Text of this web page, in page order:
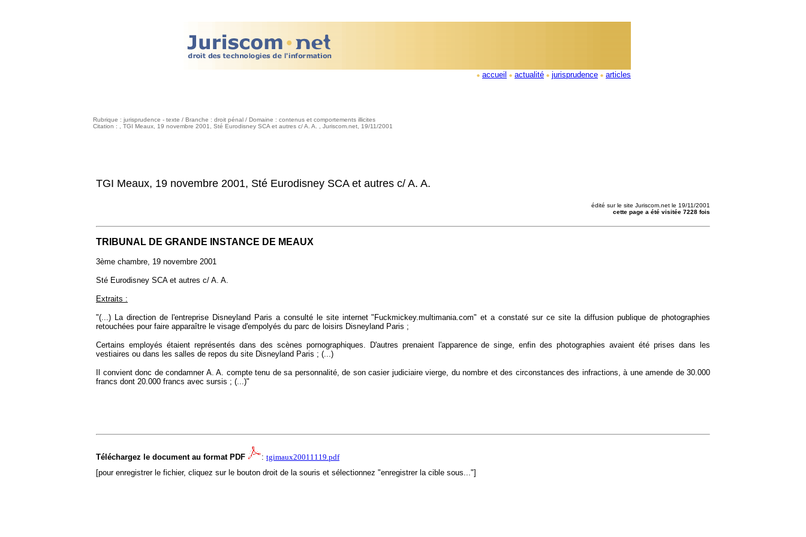
accueil actualité jurisprudence articles
Rubrique : jurisprudence - texte / Branche : droit pénal / Domaine : contenus et comportements illicites
Citation : , TGI Meaux, 19 novembre 2001, Sté Eurodisney SCA et autres c/ A. A. , Juriscom.net, 19/11/2001
TGI Meaux, 19 novembre 2001, Sté Eurodisney SCA et autres c/ A. A.
édité sur le site Juriscom.net le 19/11/2001
cette page a été visitée 7228 fois
TRIBUNAL DE GRANDE INSTANCE DE MEAUX
3ème chambre, 19 novembre 2001
Sté Eurodisney SCA et autres c/ A. A.
Extraits :
"(...) La direction de l'entreprise Disneyland Paris a consulté le site internet "Fuckmickey.multimania.com" et a constaté sur ce site la diffusion publique de photographies
retouchées pour faire apparaître le visage d'empolyés du parc de loisirs Disneyland Paris ;
Certains employés étaient représentés dans des scènes pornographiques. D'autres prenaient l'apparence de singe, enfin des photographies avaient été prises dans les
vestiaires ou dans les salles de repos du site Disneyland Paris ; (...)
Il convient donc de condamner A. A. compte tenu de sa personnalité, de son casier judiciaire vierge, du nombre et des circonstances des infractions, à une amende de 30.000
francs dont 20.000 francs avec sursis ; (...)"
Téléchargez le document au format PDF : tgimaux20011119.pdf
[pour enregistrer le fichier, cliquez sur le bouton droit de la souris et sélectionnez "enregistrer la cible sous..."]